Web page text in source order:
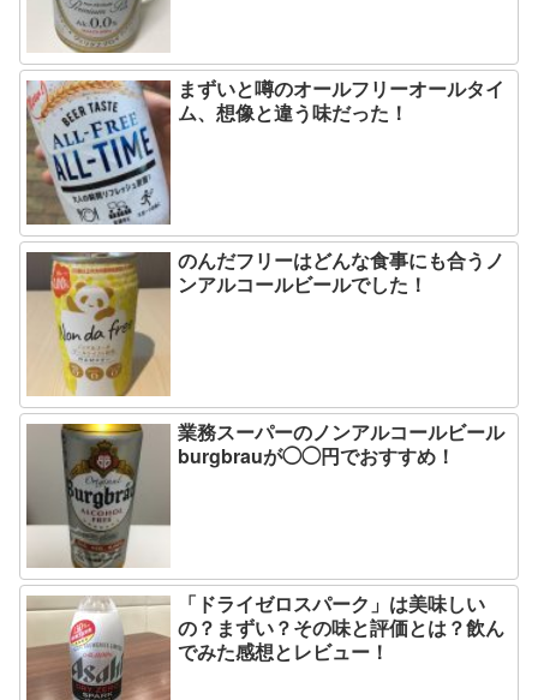
まずいと噂のオールフリーオールタイ
ム、想像と違う味だった！
のんだフリーはどんな食事にも合うノ
ンアルコールビールでした！
業務スーパーのノンアルコールビール
burgbrauが◯◯円でおすすめ！
「ドライゼロスパーク」は美味しい
の？まずい？その味と評価とは？飲ん
でみた感想とレビュー！